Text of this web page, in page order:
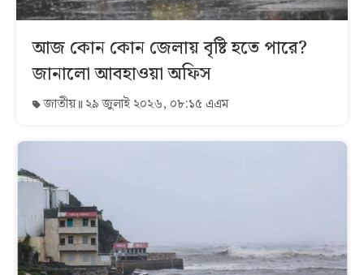
আজ কোন কোন জেলায় বৃষ্টি হতে পারে?
জানালো আবহাওয়া অফিস
জাতীয় ২৯ জুলাই ২০২৬, ০৮:১৫ এএম